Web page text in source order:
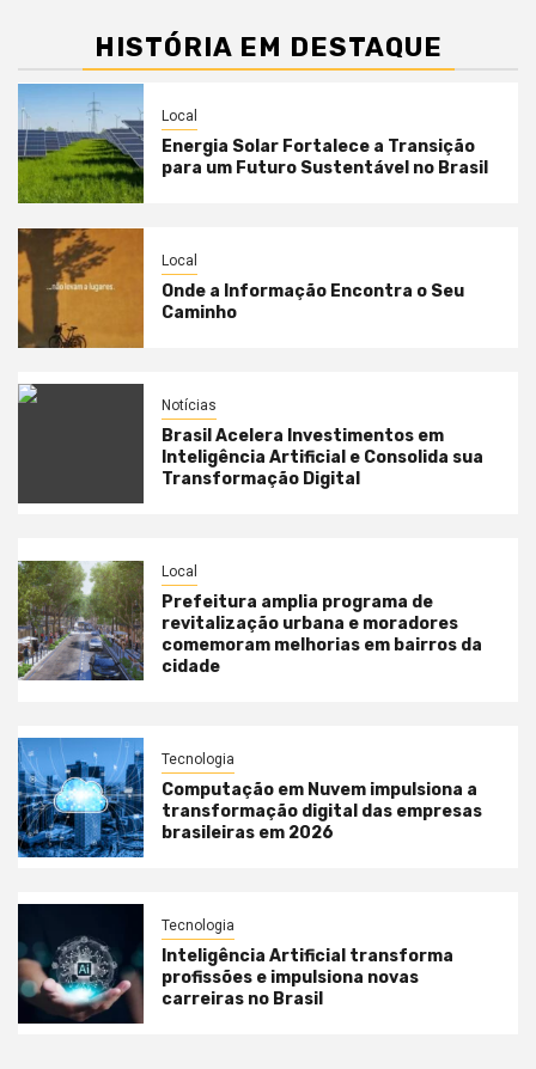
HISTÓRIA EM DESTAQUE
Local
Energia Solar Fortalece a Transição
para um Futuro Sustentável no Brasil
Local
Onde a Informação Encontra o Seu
Caminho
Notícias
Brasil Acelera Investimentos em
Inteligência Artificial e Consolida sua
Transformação Digital
Local
Prefeitura amplia programa de
revitalização urbana e moradores
comemoram melhorias em bairros da
cidade
Tecnologia
Computação em Nuvem impulsiona a
transformação digital das empresas
brasileiras em 2026
Tecnologia
Inteligência Artificial transforma
profissões e impulsiona novas
carreiras no Brasil